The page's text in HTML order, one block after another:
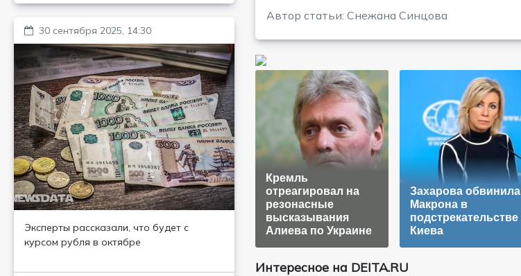
30 сентября 2025, 14:30
Эксперты рассказали, что будет с
курсом рубля в октябре
Автор статьи: Снежана Синцова
Кремль
отреагировал на
резонасные
высказывания
Алиева по Украине
Захарова обвинила
Макрона в
подстрекательстве
Киева
Интересное на DEITA.RU